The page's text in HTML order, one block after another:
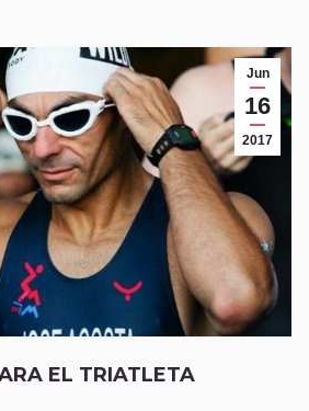
Jun
16
2017
EL TRIATLETA